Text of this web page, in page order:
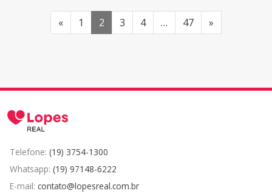
« 1 2 3 4 … 47 »
Telefone: (19) 3754-1300
Whatsapp: (19) 97148-6222
E-mail: contato@lopesreal.com.br